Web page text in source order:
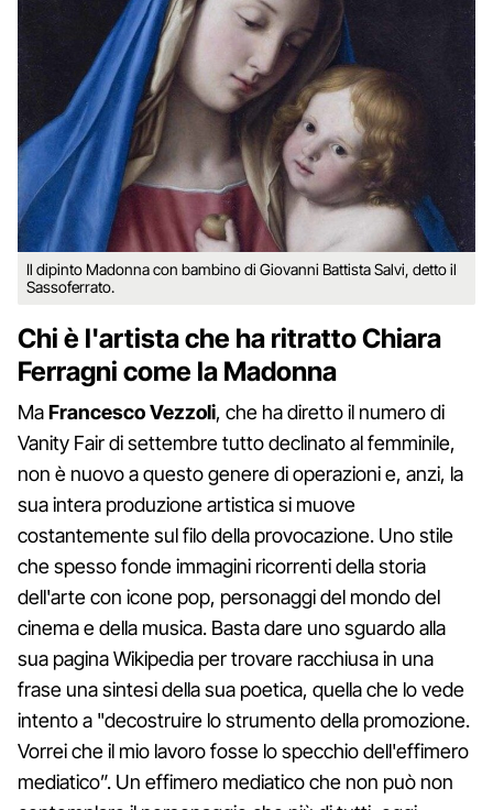
Il dipinto Madonna con bambino di Giovanni Battista Salvi, detto il
Sassoferrato.
Chi è l'artista che ha ritratto Chiara
Ferragni come la Madonna
MaFrancesco Vezzoli, che ha diretto il numero di
Vanity Fair di settembre tutto declinato al femminile,
non è nuovo a questo genere di operazioni e, anzi, la
sua intera produzione artistica si muove
costantemente sul filo della provocazione. Uno stile
che spesso fonde immagini ricorrenti della storia
dell'arte con icone pop, personaggi del mondo del
cinema e della musica. Basta dare uno sguardo alla
sua pagina Wikipedia per trovare racchiusa in una
frase una sintesi della sua poetica, quella che lo vede
intento a "decostruire lo strumento della promozione.
Vorrei che il mio lavoro fosse lo specchio dell'effimero
mediatico”. Un effimero mediatico che non può non